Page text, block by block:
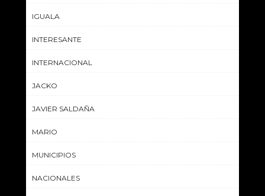
IGUALA
INTERESANTE
INTERNACIONAL
JACKO
JAVIER SALDAÑA
MARIO
MUNICIPIOS
NACIONALES